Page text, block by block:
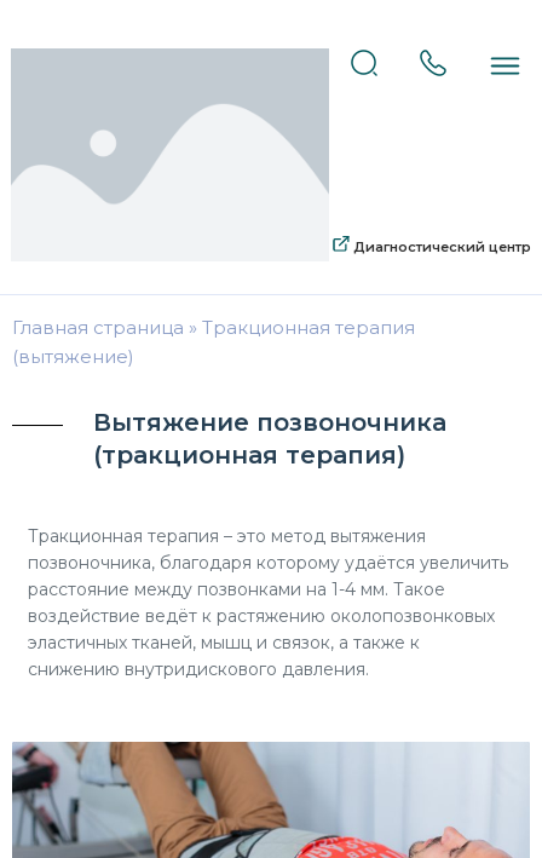
Диагностический центр
Главная страница » Тракционная терапия
(вытяжение)
Вытяжение позвоночника
(тракционная терапия)
Тракционная терапия – это метод вытяжения
позвоночника, благодаря которому удаётся увеличить
расстояние между позвонками на 1-4 мм. Такое
воздействие ведёт к растяжению околопозвонковых
эластичных тканей, мышц и связок, а также к
снижению внутридискового давления.